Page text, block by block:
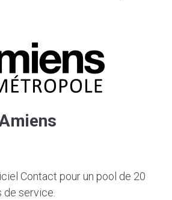
Contact pour un pool de 20
de service.